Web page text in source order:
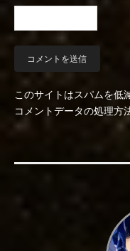
このサイトはスパムを低
コメントデータの処理方